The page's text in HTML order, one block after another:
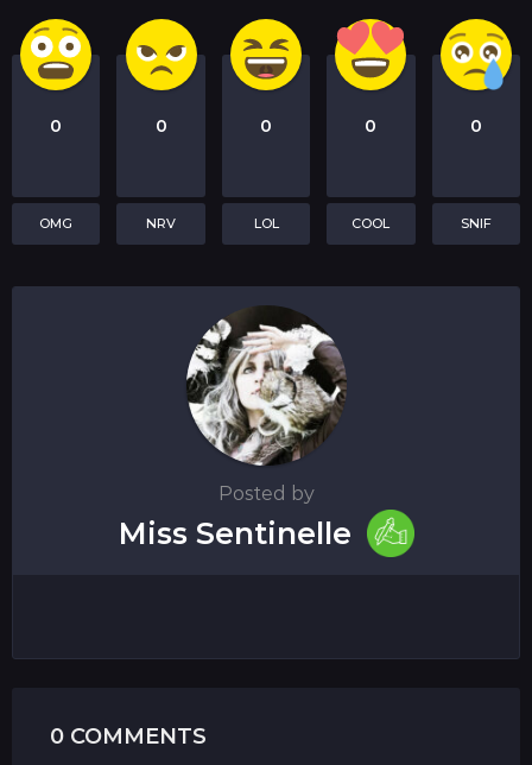
0
OMG
0
NRV
0
LOL
0
COOL
0
SNIF
Posted by
Miss Sentinelle
0 COMMENTS